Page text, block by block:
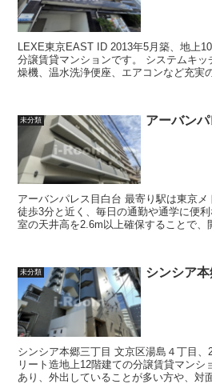
LEXE東京EAST ID 2013年5月築、地上10階建て・総戸数25戸の高級
分譲賃貸マンションです。 システムキッチンや独立洗面台、浴室乾
燥機、温水洗浄便座、エアコンなど充実
未分類 アーバン
アーバンパレス目白台 最寄り駅は東京メトロ有楽町線の護国寺駅で
徒歩3分と近く、毎日の通勤や通学に便利
室の天井高を2.6m以上確保することで、
未分類 シンシア本
シンシア本郷三丁目 文京区湯島４丁目、2002年10月築の鉄筋コンク
リート造地上12階建ての分譲賃貸マンションです。
あり、外出していることが多い方や、対